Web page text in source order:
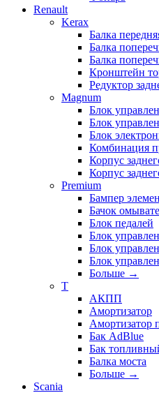
Renault
Kerax
Балка
Балка
Балка
Кронштейн
Редуктор
Magnum
Блок
Блок
Блок
Комбинация
Корпус
Корпус
Premium
Бампер
Бачок
Блок педалей
Блок
Блок
Блок
Больше →
T
АКПП
Амортизатор
Амортизатор
Бак AdBlue
Бак
Балка моста
Больше →
Scania